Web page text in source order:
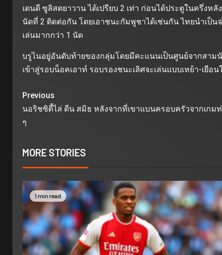
เดนดี ซูลิสตยาวาน ได้เปรียบ 2 เท่า ก่อนได้ประตูในครึ่งห
นัดที่ 2 ติดต่อกัน โดยเอาชนะกัมพูชาได้เช่นกัน ไทยนําเป็
เล่นมากกว่า 1 นัด
บรูไนอยู่อันดับท้ายของกลุ่มโดยมีคะแนนเป็นศูนย์จากสาม
เข้าสู่รอบน็อคเอาท์ รอบรองชนะเลิศจะเล่นแบบเหย้า-เยื
Previous
นอริชซิตี้ไล่ ดีน สมิธ หลังจากที่เขาแบนครอบครัวจากเก
ๆ
MORE STORIES
1 min read